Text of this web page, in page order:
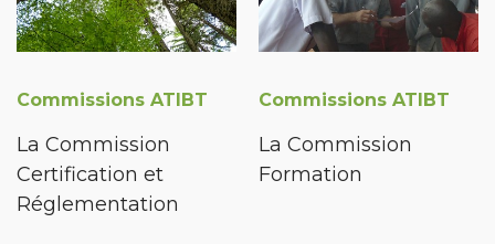
Commissions ATIBT
La Commission
Certification et
Réglementation
Commissions ATIBT
La Commission
Formation